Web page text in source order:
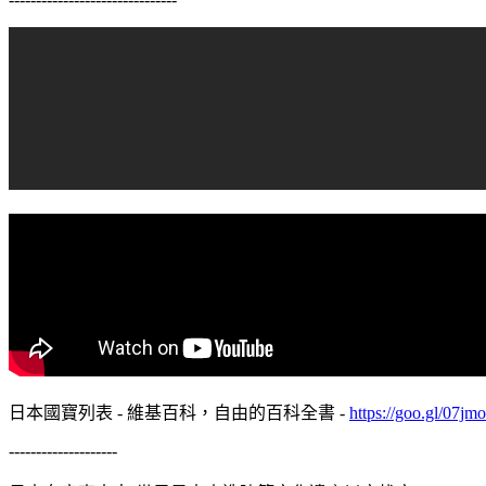
日本國寶列表 - 維基百科，自由的百科全書 - https://goo.gl/
--------------------